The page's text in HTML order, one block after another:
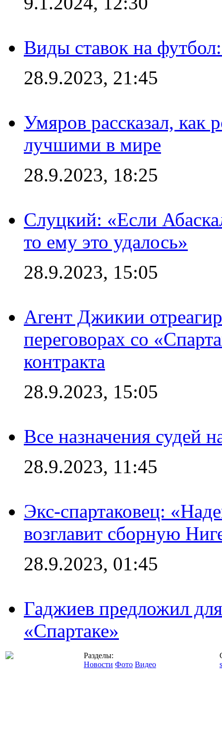
Виды ставок на
28.9.2023, 21:45
Умяров рассказал, как
лучшими в мире
28.9.2023, 18:25
Слуцкий: «Если
то ему это удалось»
28.9.2023, 15:05
Агент Джикии
переговорах со
контракта
28.9.2023, 15:05
Все назначения судей
28.9.2023, 11:45
Экс-спартаковец:
возглавит сборную
28.9.2023, 01:45
Гаджиев предложил
«Спартаке»
Разделы:
Новости Фото Видео